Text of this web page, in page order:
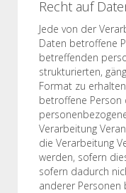
Recht auf
Jede von der
Daten betroffene
betreffenden
strukturierten,
Format zu
betroffene Person
Verarbeitung
die Verarbeitung
werden, sofern
sofern dadurch
anderer Personen